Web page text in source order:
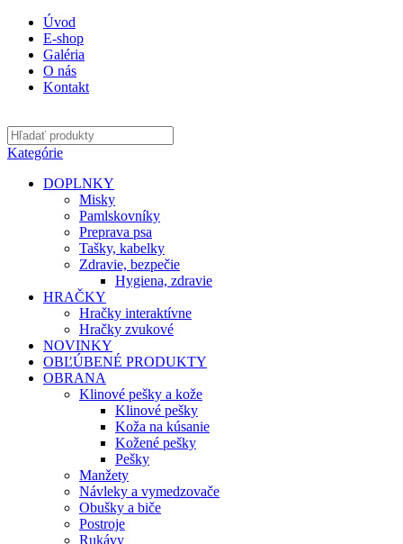
Úvod
E-shop
Galéria
O nás
Kontakt
Kategórie
DOPLNKY
Misky
Pamlskovníky
Preprava psa
Tašky, kabelky
Zdravie, bezpečie
Hygiena, zdravie
HRAČKY
Hračky interaktívne
Hračky zvukové
NOVINKY
OBĽÚBENÉ PRODUKTY
OBRANA
Klinové pešky a kože
Klinové pešky
Koža na kúsanie
Kožené pešky
Pešky
Manžety
Návleky a vymedzovače
Obušky a biče
Postroje
Rukávy